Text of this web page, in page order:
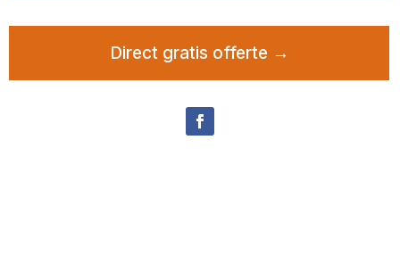
Direct gratis offerte →